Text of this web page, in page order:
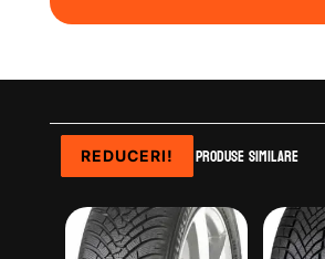
Produse similare
REDUCERI!
REDUCERI!
REDUCERI!
REDUCERI!